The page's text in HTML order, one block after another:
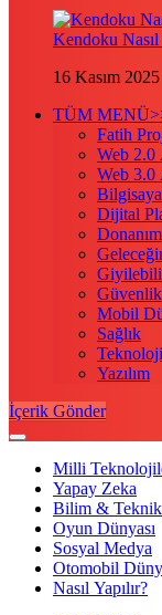
Kendoku
16 Kasım 2025
TÜM
Fatih
Web 2.0
Web 3.0
Dijital
Donanım
Güvenlik
Mobil
Sağlık
Teknoloji
Yazılım
İçerik Gönder
Milli
Yapay Zeka
Bilim & Teknik
Oyun Dünyası
Sosyal Medya
Otomobil
Nasıl Yapılır?